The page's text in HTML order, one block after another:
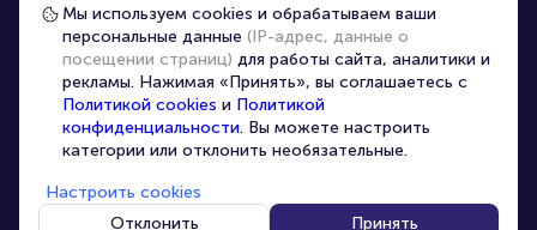
Организаторам
Корпоративным клиентам
VIP-билеты
Условия использования
Персональные данные
О компании
info@portalbilet.ru
Мы используем cookies и обрабатываем ваши
персональные данные (IP-адрес, данные о
посещении страниц) для работы сайта, аналитики и
рекламы. Нажимая «Принять», вы соглашаетесь с
Политикой cookies и Политикой
конфиденциальности. Вы можете настроить
категории или отклонить необязательные.
Настроить cookies
Отклонить
Принять